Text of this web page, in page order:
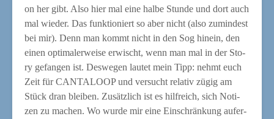
on her gibt. Also hier mal eine hal­be Stun­de und dort auch
mal wie­der. Das funk­tio­niert so aber nicht (also zumin­dest
bei mir). Denn man kommt nicht in den Sog hin­ein, den
einen opti­ma­ler­wei­se erwischt, wenn man mal in der Sto­
ry gefan­gen ist. Des­we­gen lau­tet mein Tipp: nehmt euch
Zeit für CANTALOOP und ver­sucht rela­tiv zügig am
Stück dran blei­ben. Zusätz­lich ist es hilf­reich, sich Noti­
zen zu machen. Wo wur­de mir eine Ein­schrän­kung auf­er­